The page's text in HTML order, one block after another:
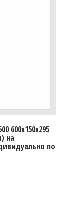
600x150x295
на
по